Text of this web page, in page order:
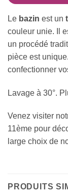
Le bazin est un
couleur unie. Il
un procédé
pièce est
confectionner
Lavage à 30°.
Venez visiter
11ème pour
large choix de
PRODUITS